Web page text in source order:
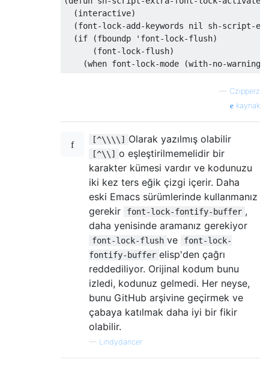
  (interactive)
(font-lock-add-keywords nil sh-script-
  (if (fboundp 'font-lock-flush)
      (font-lock-flush)
— Czipperz
kaynak
[^\\\\] Olarak yazılmış olabilir
[^\\] o eşleştirilmemelidir bir
karakter kümesi vardır ve kodunuzu
iki kez ters eğik çizgi içerir. Daha
eski Emacs sürümlerinde kullanmanız
gerekir
font-lock-fontify-buffer ,
daha yenisinde aramanız gerekiyor
font-lock-flush ve
font-lock-
fontify-buffer elisp'den çağrı
reddediliyor. Orijinal kodum bunu
izledi, kodunuz gelmedi. Her neyse,
bunu GitHub arşivine geçirmek ve
çabaya katılmak daha iyi bir fikir
olabilir.
— Lindydancer